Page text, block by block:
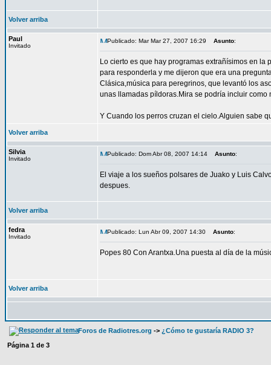
Volver arriba
Paul
Invitado
Publicado: Mar Mar 27, 2007 16:29 Asunto:
Lo cierto es que hay programas extrañísimos en
para responderla y me dijeron que era una
Clásica,música para peregrinos, que levantó los
unas llamadas píldoras.Mira se podría incluir como
Y Cuando los perros cruzan el cielo.Alguien sabe
Volver arriba
Silvia
Invitado
Publicado: Dom Abr 08, 2007 14:14 Asunto:
El viaje a los sueños polsares de Juako y Luis
despues.
Volver arriba
fedra
Invitado
Publicado: Lun Abr 09, 2007 14:30 Asunto:
Popes 80 Con Arantxa.Una puesta al día de la
Volver arriba
Foros de Radiotres.org -> ¿Cómo te gustaría RADIO 3?
Página 1 de 3